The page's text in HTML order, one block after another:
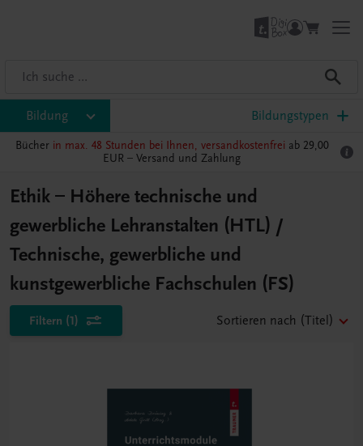
Bildung Bildungstypen
Bücher in max. 48 Stunden bei Ihnen, versandkostenfrei ab 29,00
EUR – Versand und Zahlung
Ethik – Höhere technische und
gewerbliche Lehranstalten (HTL) /
Technische, gewerbliche und
kunstgewerbliche Fachschulen (FS)
Filtern (1) Sortieren nach (Titel)